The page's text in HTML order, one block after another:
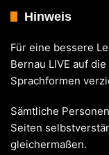
Hinweis
Für eine bessere
Bernau LIVE auf
Sprachformen
Sämtliche
Seiten
gleichermaßen.